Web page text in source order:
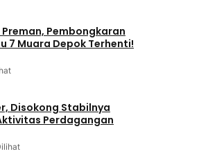
Pembongkaran
7 Muara Depok Terhenti!
Disokong Stabilnya
Perdagangan